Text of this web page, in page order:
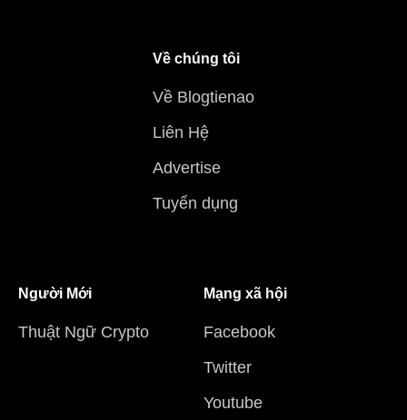
Về chúng tôi
Về Blogtienao
Liên Hệ
Advertise
Tuyển dụng
Người Mới
Thuật Ngữ Crypto
Mạng xã hội
Facebook
Twitter
Youtube